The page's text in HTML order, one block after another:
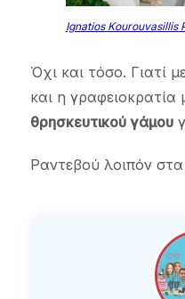
Ignatios Kourouvasillis
Όχι και τόσο. Γιατί
και η γραφειοκρατία
θρησκευτικού γάμου
Ραντεβού λοιπόν